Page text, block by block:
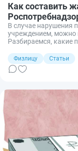
Как составить
В случае нарушения
учреждением, можно
Разбираемся, какие
сколько времени он
Физлицу
Статьи